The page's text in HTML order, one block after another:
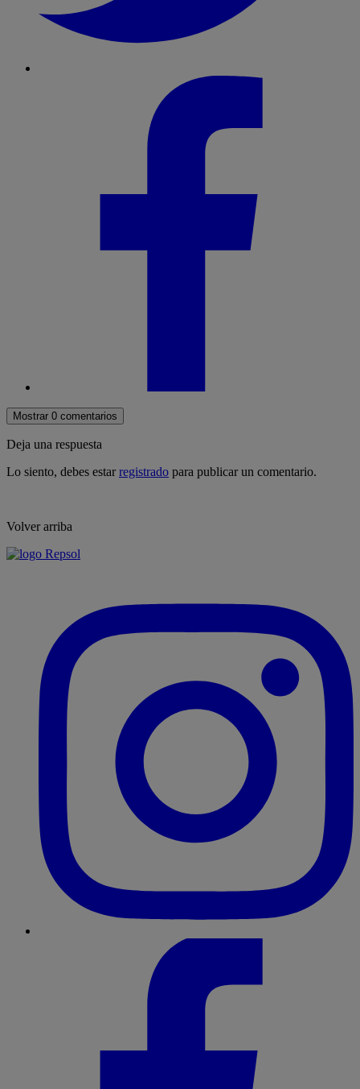
Mostrar 0 comentarios
Deja una respuesta
Lo siento, debes estarregistrado para publicar un comentario.
Volver arriba